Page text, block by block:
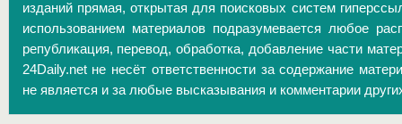
изданий прямая, открытая для поисковых систем
использованием материалов подразумевается любое
републикация, перевод, обработка, добавление части
24Daily.net не несёт ответственности за содержание
не является и за любые высказывания и комментарии